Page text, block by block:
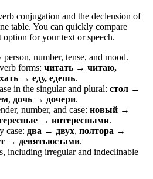
conjugation and the declension of
table. You can quickly compare
option for your text or speech.
number, tense, and mood.
forms: читать → читаю,
→ еду, едешь.
in the singular and plural: стол →
, дочь → дочери.
number, and case: новый →
→ интересными.
case: два → двух, полтора →
→ девятьюстами.
including irregular and indeclinable